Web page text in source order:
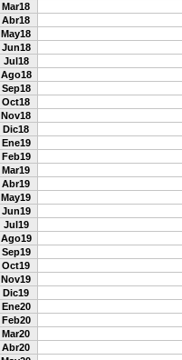
Mar18
Abr18
May18
Jun18
Jul18
Ago18
Sep18
Oct18
Nov18
Dic18
Ene19
Feb19
Mar19
Abr19
May19
Jun19
Jul19
Ago19
Sep19
Oct19
Nov19
Dic19
Ene20
Feb20
Mar20
Abr20